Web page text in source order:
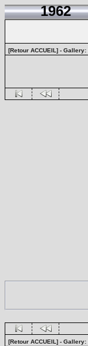
1962
[Retour ACCUEIL] - Gallery:
[Retour ACCUEIL] - Gallery: